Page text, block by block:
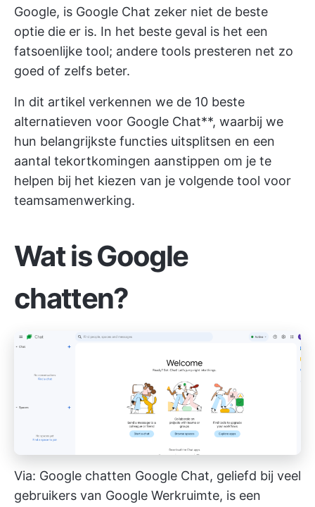
Google, is Google Chat zeker niet de beste
optie die er is. In het beste geval is het een
fatsoenlijke tool; andere tools presteren net zo
goed of zelfs beter.
In dit artikel verkennen we de 10 beste
alternatieven voor Google Chat**, waarbij we
hun belangrijkste functies uitsplitsen en een
aantal tekortkomingen aanstippen om je te
helpen bij het kiezen van je volgende tool voor
teamsamenwerking.
Wat is Google
chatten?
Via: Google chatten Google Chat, geliefd bij veel
gebruikers van Google Werkruimte, is een